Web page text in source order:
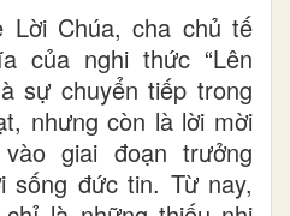
Lời Chúa, cha chủ tế
của nghi thức “Lên
sự chuyển tiếp trong
nhưng còn là lời mời
giai đoạn trưởng
sống đức tin. Từ nay,